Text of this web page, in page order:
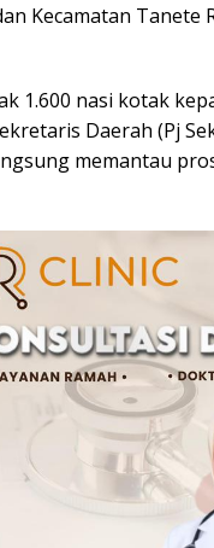
Kecamatan Tanete
1.600 nasi kotak
Daerah (Pj
memantau